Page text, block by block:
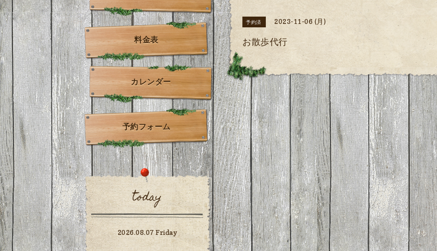
予約済 2023-11-06 (月)
お散歩代行
料金表
カレンダー
予約フォーム
today
2026.08.07 Friday